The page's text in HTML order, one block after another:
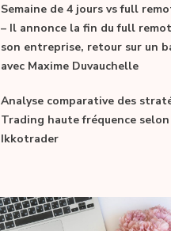
Semaine de 4 jours vs full
– Il annonce la fin du full
son entreprise, retour sur un
avec Maxime Duvauchelle
Analyse comparative des
Trading haute fréquence selon
Ikkotrader